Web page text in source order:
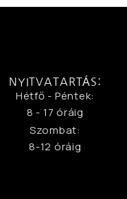
NYITVATARTÁS:
Hétfő - Péntek:
8 - 17 óráig
Szombat:
8-12 óráig